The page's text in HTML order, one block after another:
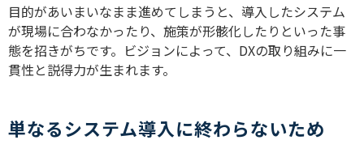
目的があいまいなまま進めてしまうと、導入したシステム
が現場に合わなかったり、施策が形骸化したりといった事
態を招きがちです。ビジョンによって、DXの取り組みに一
貫性と説得力が生まれます。
単なるシステム導入に終わらないため